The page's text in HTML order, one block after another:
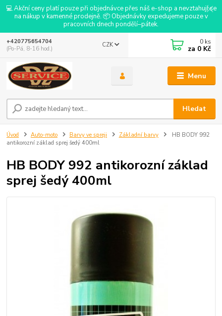
💻 Akční ceny platí pouze při objednávce přes náš e-shop a nevztahují se
na nákup v kamenné prodejně. 📦 Objednávky expedujeme pouze v
pracovních dnech pondělí–pátek.
Menu
CZK
Hledat
+420775654704
(Po-Pá, 8-16 hod.)
0 ks
za 0 Kč
Úvod Auto-moto Barvy ve spreji Základní barvy
HB BODY 992
antikorozní základ sprej šedý 400ml
HB BODY 992 antikorozní základ
sprej šedý 400ml